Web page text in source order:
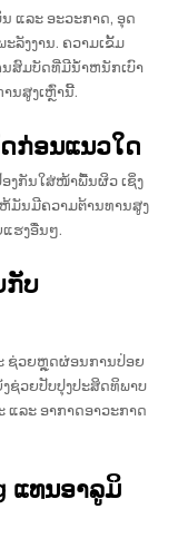
ແລະ ອະວະກາດ, ອຸດ
ລັງງານ. ຄວາມເຂັ້ມ
ສົມບັດທີ່ມີນ້ໍາຫນັກເບົາ
ນສູງເຫຼົ່ານີ້.
ກ່ອນແນວໃດ
ງກັນໃສ່ໜ້າພື້ນຜິວ ເຊິ່ງ
ມັນມີຄວາມຕ້ານທານສູງ
ຮງອື່ນໆ.
ກັບ
ຊ່ວຍຫຼຸດຜ່ອນການປ່ອຍ
ຊ່ວຍປັບປຸງປະສິດທິພາບ
ແລະ ອາກາດອາວະກາດ
ແທນອາລູມິ